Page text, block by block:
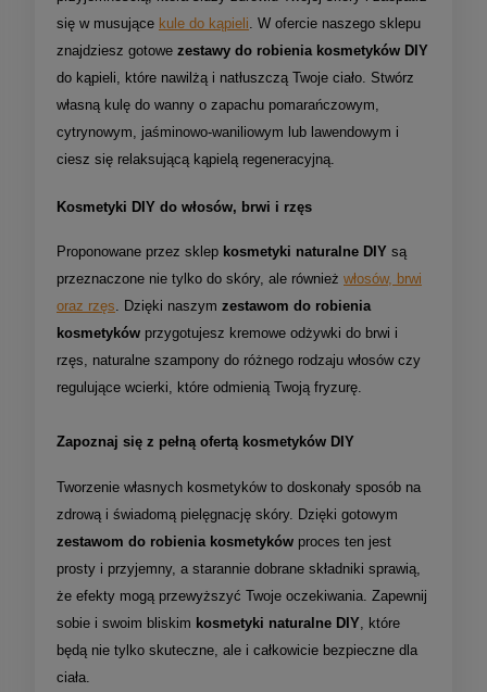
się w musujące kule do kąpieli. W ofercie naszego sklepu
znajdziesz gotowe zestawy do robienia kosmetyków DIY
do kąpieli, które nawilżą i natłuszczą Twoje ciało. Stwórz
własną kulę do wanny o zapachu pomarańczowym,
cytrynowym, jaśminowo-waniliowym lub lawendowym i
ciesz się relaksującą kąpielą regeneracyjną.
Kosmetyki DIY do włosów, brwi i rzęs
Proponowane przez sklep kosmetyki naturalne DIY są
przeznaczone nie tylko do skóry, ale również włosów, brwi
oraz rzęs . Dzięki naszym zestawom do robienia
kosmetyków przygotujesz kremowe odżywki do brwi i
rzęs, naturalne szampony do różnego rodzaju włosów czy
regulujące wcierki, które odmienią Twoją fryzurę.
Zapoznaj się z pełną ofertą kosmetyków DIY
Tworzenie własnych kosmetyków to doskonały sposób na
zdrową i świadomą pielęgnację skóry. Dzięki gotowym
zestawom do robienia kosmetyków proces ten jest
prosty i przyjemny, a starannie dobrane składniki sprawią,
że efekty mogą przewyższyć Twoje oczekiwania. Zapewnij
sobie i swoim bliskim kosmetyki naturalne DIY, które
będą nie tylko skuteczne, ale i całkowicie bezpieczne dla
ciała.